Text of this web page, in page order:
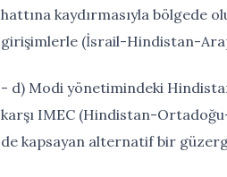
hattına kaydırmasıyla bölgede
girişimlerle (İsrail-Hindistan-
- d) Modi yönetimindeki
karşı IMEC (Hindistan-
de kapsayan alternatif bir